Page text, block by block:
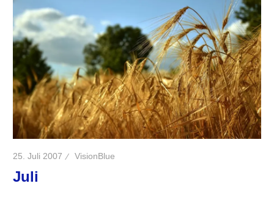
25. Juli 2007 VisionBlue
Juli